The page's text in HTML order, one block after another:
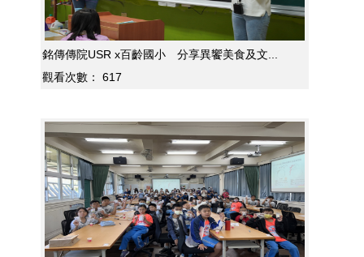
銘傳傳院USR x百齡國小 分享異饗美食及文...
觀看次數：
617